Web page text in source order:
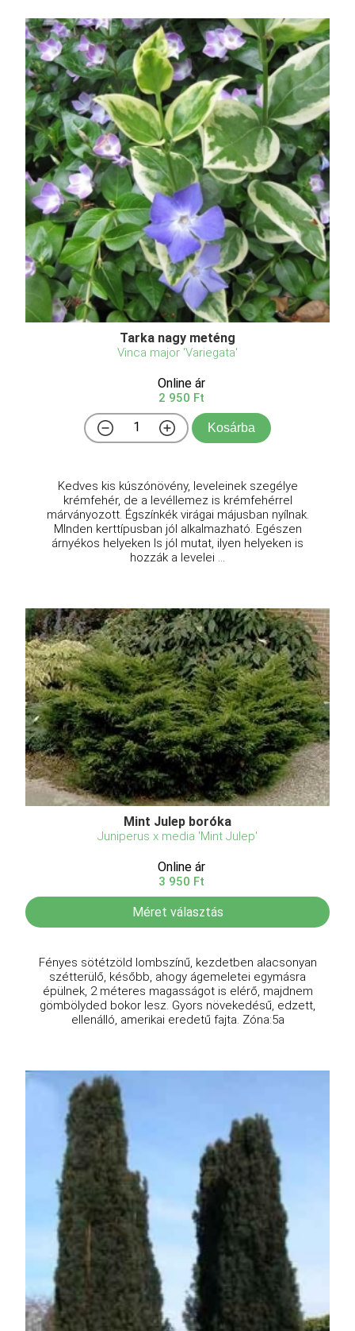
Tarka nagy meténg
Vinca major 'Variegata'
Online ár
2 950 Ft
Kosárba
Kedves kis kúszónövény, leveleinek szegélye
krémfehér, de a levéllemez is krémfehérrel
márványozott. Égszínkék virágai májusban nyílnak.
MInden kerttípusban jól alkalmazható. Egészen
árnyékos helyeken ls jól mutat, ilyen helyeken is
hozzák a levelei ...
Mint Julep boróka
Juniperus x media 'Mint Julep'
Online ár
3 950 Ft
Méret választás
Fényes sötétzöld lombszínű, kezdetben alacsonyan
szétterülő, később, ahogy ágemeletei egymásra
épülnek, 2 méteres magasságot is elérő, majdnem
gömbölyded bokor lesz. Gyors növekedésű, edzett,
ellenálló, amerikai eredetű fajta. Zóna:5a